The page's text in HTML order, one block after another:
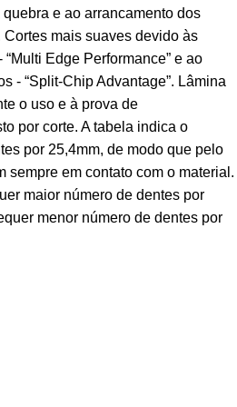
e ao arrancamento dos
mais suaves devido às
Edge Performance” e ao
- “Split-Chip Advantage”. Lâmina
o uso e à prova de
por corte. A tabela indica o
por 25,4mm, de modo que pelo
sempre em contato com o material.
maior número de dentes por
menor número de dentes por